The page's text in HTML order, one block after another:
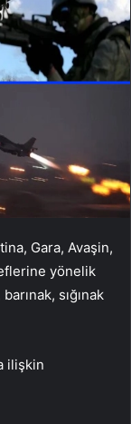
Gara, Avaşin,
yönelik
sığınak
ilişkin